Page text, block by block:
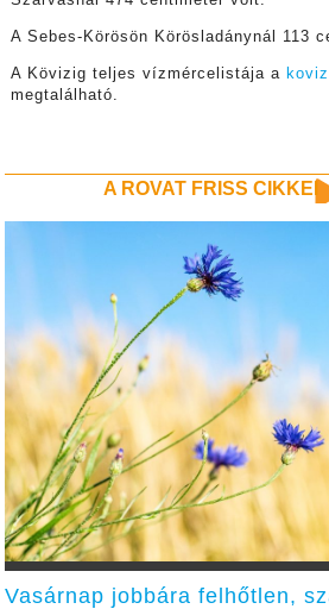
A Sebes-Körösön Körösladánynál 113
A Kövizig teljes vízmércelistája a
megtalálható.
A ROVAT FRISS CIKKEI
Vasárnap jobbára felhőtlen,